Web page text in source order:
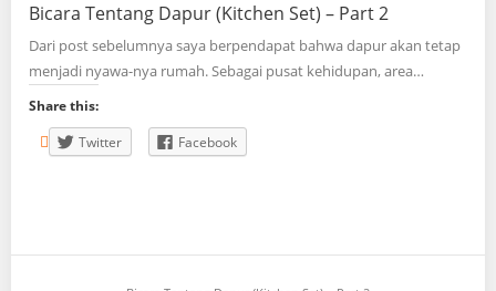
Finishing – High Gloss Duco Lokasi – Bekasi…
Share this:
Twitter
Bicara Tentang Dapur (Kitchen Set) – Part 2
Dari post sebelumnya saya berpendapat bahwa dapur akan tetap
menjadi nyawa-nya rumah. Sebagai pusat kehidupan, area…
Share this:
Twitter
Facebook